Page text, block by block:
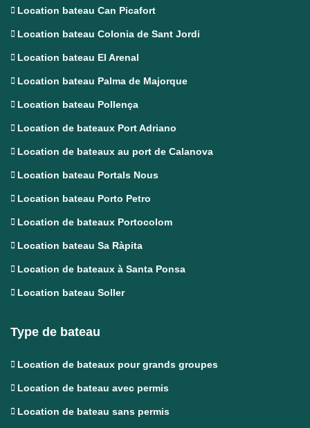
Location bateau Can Picafort
Location bateau Colonia de Sant Jordi
Location bateau El Arenal
Location bateau Palma de Majorque
Location bateau Pollença
Location de bateaux Port Adriano
Location de bateaux au port de Calanova
Location bateau Portals Nous
Location bateau Porto Petro
Location de bateaux Portocolom
Location bateau Sa Ràpita
Location de bateaux à Santa Ponsa
Location bateau Soller
Type de bateau
Location de bateaux pour grands groupes
Location de bateau avec permis
Location de bateau sans permis